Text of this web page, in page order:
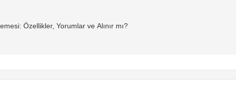
Özellikler, Yorumlar ve Alınır mı?